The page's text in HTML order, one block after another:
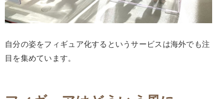
自分の姿をフィギュア化するというサービスは海外でも注
目を集めています。